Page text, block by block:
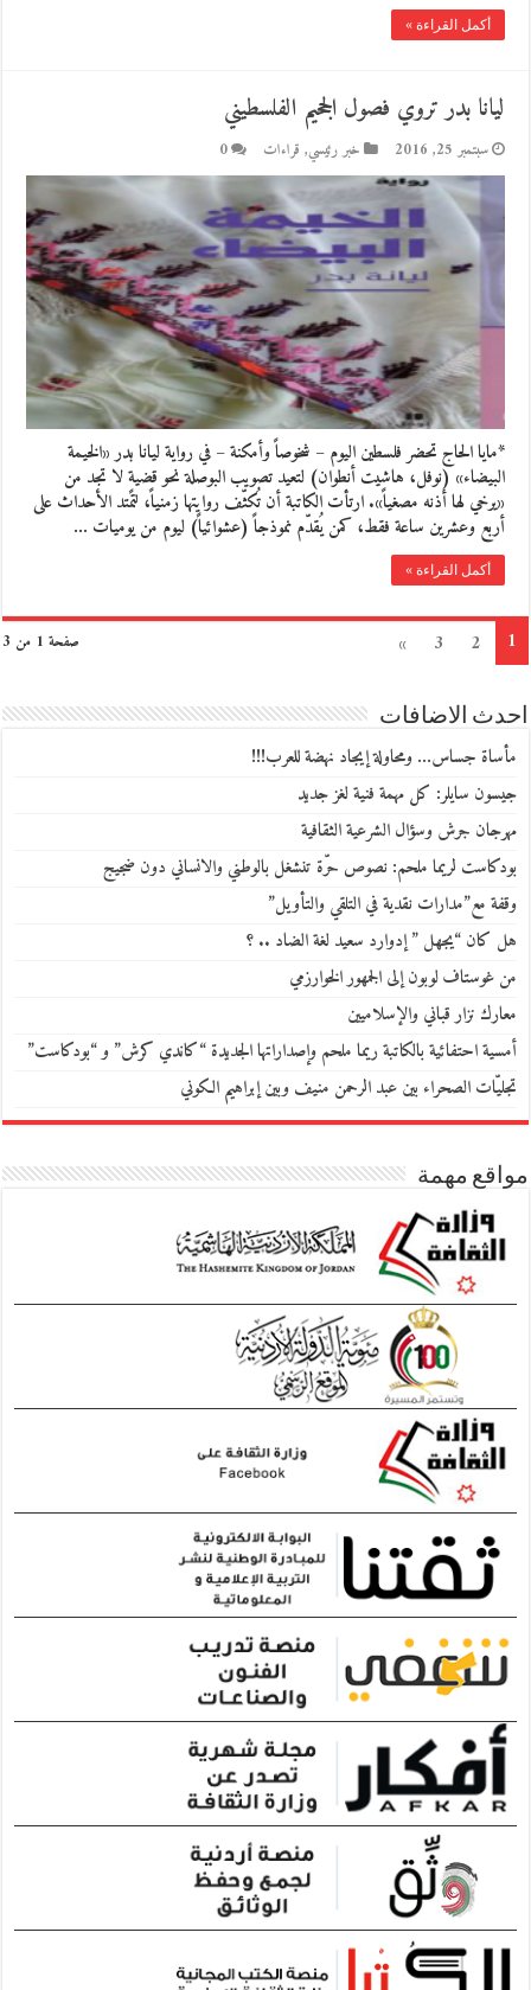
أكمل القراءة »
ليانا بدر تروي فصول الجحيم الفلسطيني
سبتمبر 25, 2016 خبر رئيسي, قراءات 0
*مايا الحاج تحضر فلسطين اليوم – شخوصاً وأمكنة – في رواية ليانا بدر «الخيمة
البيضاء» (نوفل، هاشيت أنطوان) لتعيد تصويب البوصلة نحو قضيةٍ لا تجد من
«يرخي لها أذنه مصغياً». ارتأت الكاتبة أن تُكثّف روايتها زمنياً، لتمتد الأحداث على
أربع وعشرين ساعة فقط، كمن يُقدّم نموذجاً (عشوائياً) ليوم من يوميات …
أكمل القراءة »
صفحة 1 من 3 1
2
3
»
احدث الاضافات
مأساة جساس… ومحاولة إيجاد نهضة للعرب!!!
جيسون سايلر: كل مهمة فنية لغز جديد
مهرجان جرش وسؤال الشرعية الثقافية
بودكاست لريما ملحم: نصوص حرّة تنشغل بالوطني والانساني دون ضجيج
وقفة مع”مدارات نقدية في التلقي والتأويل”
هل كان “يجهل ” إدوارد سعيد لغة الضاد .. ؟
من غوستاف لوبون إلى الجمهور الخوارزمي
معارك نزار قباني والإسلاميين
أمسية احتفائية بالكاتبة ريما ملحم وإصداراتها الجديدة “كاندي كرش” و “بودكاست”
تجليّات الصحراء بين عبد الرحمن منيف وبين إبراهيم الكوني
مواقع مهمة